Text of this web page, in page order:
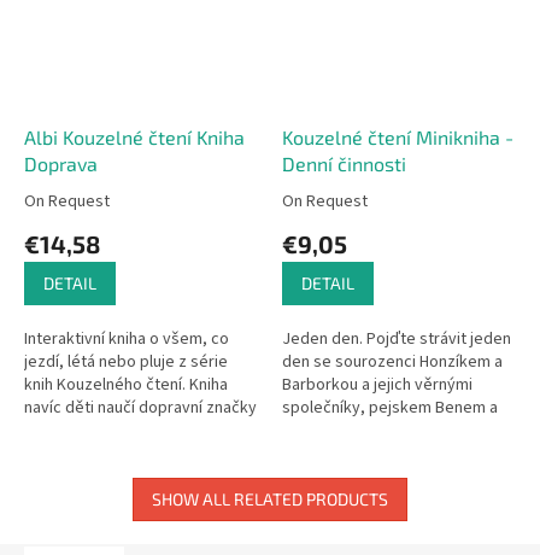
Albi Kouzelné čtení Kniha
Doprava
On Request
€14,58
DETAIL
Interaktivní kniha o všem, co
jezdí, létá nebo pluje z série
knih Kouzelného čtení. Kniha
navíc děti naučí dopravní značky
Kouzelné čtení Minikniha -
Denní činnosti
On Request
€9,05
DETAIL
Jeden den. Pojďte strávit jeden
den se sourozenci Honzíkem a
Barborkou a jejich věrnými
společníky, pejskem Benem a
SHOW ALL RELATED PRODUCTS